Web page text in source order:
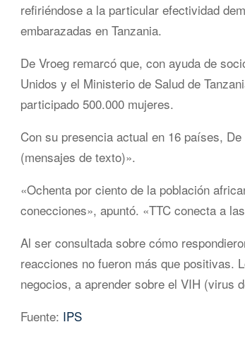
refiriéndose a la particular efectividad
embarazadas en Tanzania.
De Vroeg remarcó que, con ayuda de
Unidos y el Ministerio de Salud de
participado 500.000 mujeres.
Con su presencia actual en 16 países,
(mensajes de texto)».
«Ochenta por ciento de la población
conecciones», apuntó. «TTC conecta a
Al ser consultada sobre cómo
reacciones no fueron más que positivas.
negocios, a aprender sobre el VIH (virus
Fuente: IPS